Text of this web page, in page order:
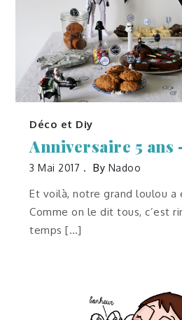
Déco et Diy
Anniversaire 5 ans
3 Mai 2017 By Nadoo
Et voilà, notre grand loulou a
Comme on le dit tous, c’est
temps […]